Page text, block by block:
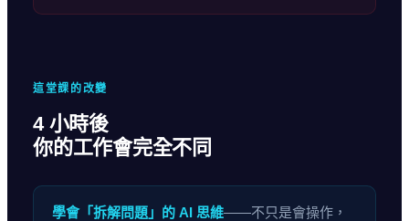
這堂課的改變
4 小時後
你的工作會完全不同
學會「拆解問題」的 AI 思維——不只是會操作，